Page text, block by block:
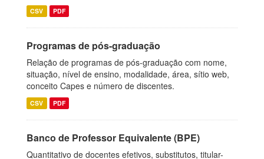
CSV PDF
Programas de pós-graduação
Relação de programas de pós-graduação com nome,
situação, nível de ensino, modalidade, área, sítio web,
conceito Capes e número de discentes.
CSV PDF
Banco de Professor Equivalente (BPE)
Quantitativo de docentes efetivos, substitutos, titular-